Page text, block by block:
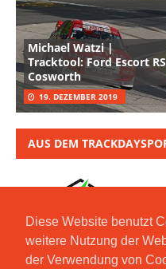
Diese Website benutzt
weitere Nutzung der
der Verwendung von
Michael Watzi |
Tracktool: Ford Escort RS
Cosworth
19. DEZEMBER 2019
AUS DEM